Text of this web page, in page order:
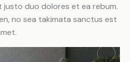
duo dolores et ea rebum.
no sea takimata sanctus est